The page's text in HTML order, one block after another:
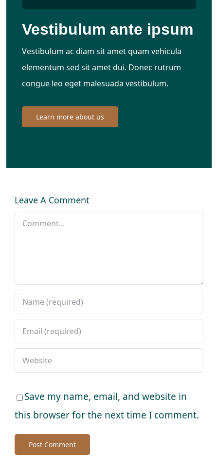
Vestibulum ante ipsum
Vestibulum ac diam sit amet quam vehicula
elementum sed sit amet dui. Donec rutrum
congue leo eget malesuada vestibulum.
Learn more about us
Leave A Comment
Comment
Save my name, email, and website in
this browser for the next time I comment.